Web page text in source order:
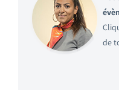
de